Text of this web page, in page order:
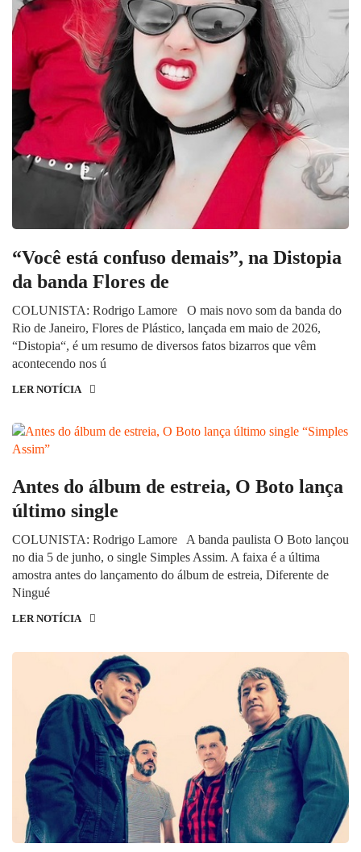
“Você está confuso demais”, na Distopia
da banda Flores de
COLUNISTA: Rodrigo Lamore O mais novo som da banda do
Rio de Janeiro, Flores de Plástico, lançada em maio de 2026,
“Distopia“, é um resumo de diversos fatos bizarros que vêm
acontecendo nos ú
LER NOTÍCIA
Antes do álbum de estreia, O Boto lança
último single
COLUNISTA: Rodrigo Lamore A banda paulista O Boto lançou
no dia 5 de junho, o single Simples Assim. A faixa é a última
amostra antes do lançamento do álbum de estreia, Diferente de
Ningué
LER NOTÍCIA